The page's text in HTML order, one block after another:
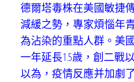
德爾塔毒株在美國敏捷
減緩之勢，專家煩惱年
為沾染的重點人群。美
一年延長1.5歲，創二戰
以為，疫情反應并加劇